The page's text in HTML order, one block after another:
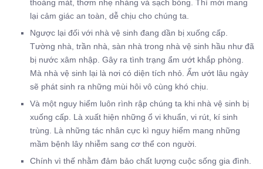
thoáng mát, thơm nhẹ nhàng và sạch bóng. Thì mới mang
lại cảm giác an toàn, dễ chịu cho chúng ta.
Ngược lại đối với nhà vệ sinh đang dần bị xuống cấp.
Tường nhà, trần nhà, sàn nhà trong nhà vệ sinh hầu như đã
bị nước xâm nhập. Gây ra tình trạng ẩm ướt khắp phòng.
Mà nhà vệ sinh lại là nơi có diện tích nhỏ. Ẩm ướt lâu ngày
sẽ phát sinh ra những mùi hôi vô cùng khó chịu.
Và một nguy hiểm luôn rình rập chúng ta khi nhà vệ sinh bị
xuống cấp. Là xuất hiện những ổ vi khuẩn, vi rút, kí sinh
trùng. Là những tác nhân cực kì nguy hiểm mang những
mầm bệnh lây nhiễm sang cơ thể con người.
Chính vì thế nhằm đảm bảo chất lượng cuộc sống gia đình.